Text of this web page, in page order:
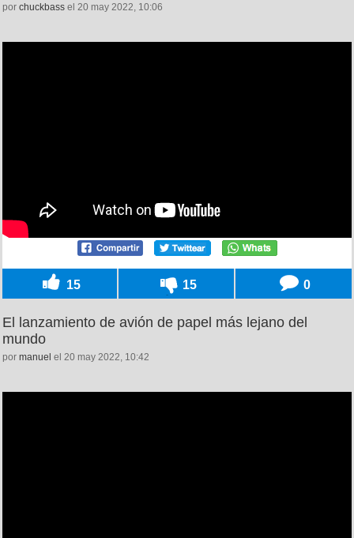
por chuckbass el 20 may 2022, 10:06
15 15 0
El lanzamiento de avión de papel más lejano del
mundo
por manuel el 20 may 2022, 10:42